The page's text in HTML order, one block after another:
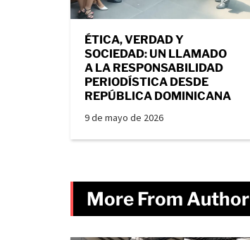
ÉTICA, VERDAD Y
SOCIEDAD: UN LLAMADO
A LA RESPONSABILIDAD
PERIODÍSTICA DESDE
REPÚBLICA DOMINICANA
9 de mayo de 2026
More From Author